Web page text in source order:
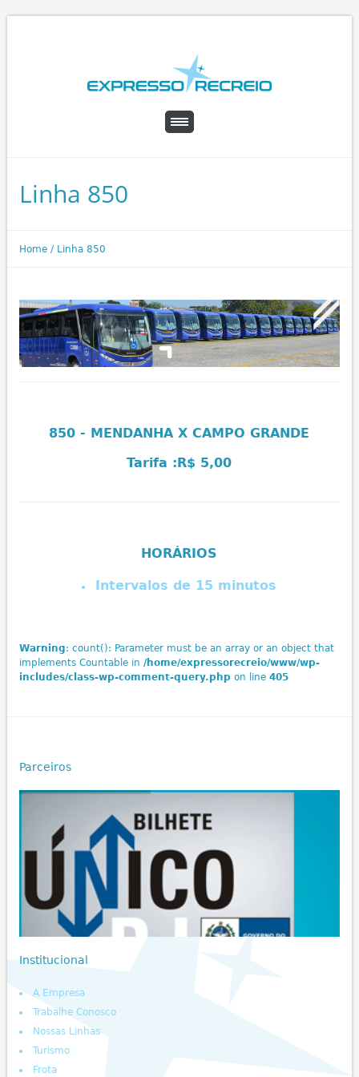
Linha 850
Home / Linha 850
850 - MENDANHA X CAMPO GRANDE
Tarifa :R$ 5,00
HORÁRIOS
Intervalos de 15 minutos
Warning: count(): Parameter must be an array or an object that
implements Countable in /home/expressorecreio/www/wp-
includes/class-wp-comment-query.php on line 405
Parceiros
Institucional
A Empresa
Trabalhe Conosco
Nossas Linhas
Turismo
Frota